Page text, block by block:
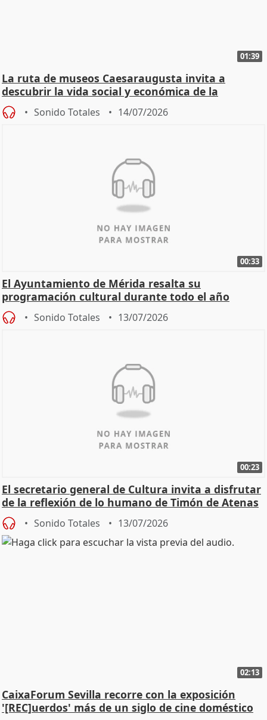
01:39
La ruta de museos Caesaraugusta invita a
descubrir la vida social y económica de la
Zaragoza ro
Sonido Totales 14/07/2026
00:33
El Ayuntamiento de Mérida resalta su
programación cultural durante todo el año
Sonido Totales 13/07/2026
00:23
El secretario general de Cultura invita a disfrutar
de la reflexión de lo humano de Timón de Atenas
Sonido Totales 13/07/2026
02:13
CaixaForum Sevilla recorre con la exposición
'[REC]uerdos' más de un siglo de cine doméstico